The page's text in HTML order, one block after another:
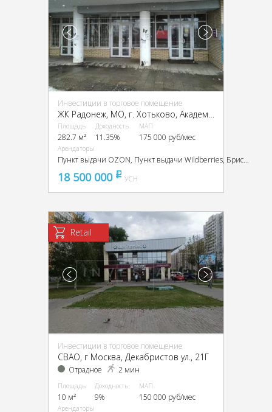
Инвестиции в торговое помещение
ЖК Радонеж, МО, г. Хотьково, Академика Королёва ул., 9
Площадь
282.7 м²
Доходность
11.35%
МАП
175 000 руб/мес
Арендаторы
Пункт выдачи OZON, Пункт выдачи Wildberries, Бристоль, Белорусские продукты
18 500 000 pуб
УСН
Retail
Инвестиции в торговое помещение
CВАО, г Москва, Декабристов ул., 21Г
Отрадное 2 мин
Площадь
10 м²
Доходность
9%
МАП
150 000 руб/мес
Арендаторы